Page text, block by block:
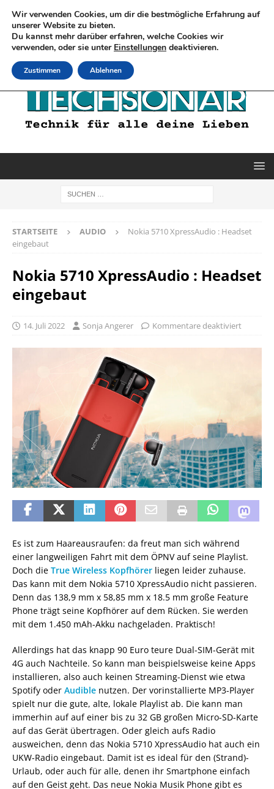
STARTSEITE AUDIO
Nokia 5710 XpressAudio : Headset
eingebaut
Nokia 5710 XpressAudio : Headset
eingebaut
14. Juli 2022 Sonja Angerer Kommentare deaktiviert
Es ist zum Haareausraufen: da freut man sich während
einer langweiligen Fahrt mit dem ÖPNV auf seine Playlist.
Doch die True Wireless Kopfhörer liegen leider zuhause.
Das kann mit dem Nokia 5710 XpressAudio nicht passieren.
Denn das 138,9 mm x 58,85 mm x 18.5 mm große Feature
Phone trägt seine Kopfhörer auf dem Rücken. Sie werden
mit dem 1.450 mAh-Akku nachgeladen. Praktisch!
Allerdings hat das knapp 90 Euro teure Dual-SIM-Gerät mit
4G auch Nachteile. So kann man beispielsweise keine Apps
installieren, also auch keinen Streaming-Dienst wie etwa
Spotify oder Audible nutzen. Der vorinstallierte MP3-Player
spielt nur die gute, alte, lokale Playlist ab. Die kann man
immerhin auf auf einer bis zu 32 GB großen Micro-SD-Karte
auf das Gerät übertragen. Oder gleich aufs Radio
ausweichen, denn das Nokia 5710 XpressAudio hat auch ein
UKW-Radio eingebaut. Damit ist es ideal für den (Strand)-
Urlaub, oder auch für alle, denen ihr Smartphone einfach
auf den Geist geht. Das neue Nokia Musik Phone gibt es
Wir verwenden Cookies, um dir die bestmögliche Erfahrung auf
unserer Website zu bieten.
Du kannst mehr darüber erfahren, welche Cookies wir
verwenden, oder sie unter Einstellungen deaktivieren.
Zustimmen Ablehnen